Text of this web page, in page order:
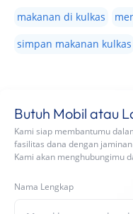
makanan di kulkas
simpan makanan kulkas
Butuh Mobil atau
Kami siap membantumu
fasilitas dana dengan
Kami akan menghubungimu
Nama Lengkap